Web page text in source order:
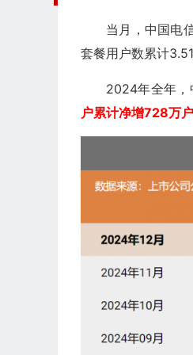
当月，中国电
套餐用户数累计
2024年全年，
户累计净增728万户